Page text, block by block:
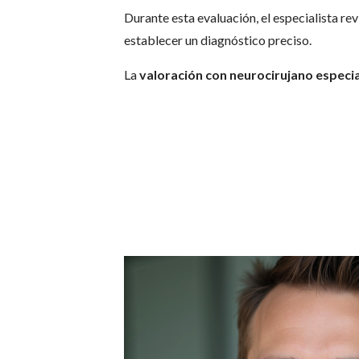
Durante esta evaluación, el especialista
establecer un diagnóstico preciso.
Lavaloración con neurocirujano